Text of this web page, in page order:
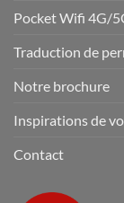
Pocket Wifi 4G/
Traduction de
Notre brochure
Inspirations de
Contact